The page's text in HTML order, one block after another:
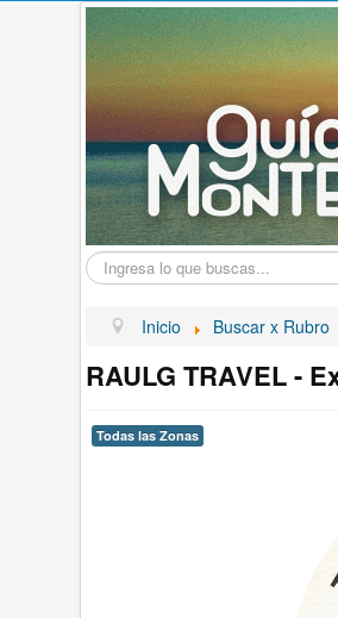
Buscar...
Inicio Buscar x Rubro
RAULG TRAVEL -
Todas las Zonas